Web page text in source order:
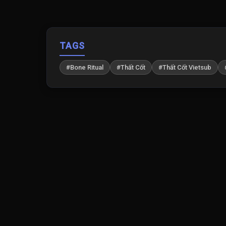
TAGS
#Bone Ritual #Thất Cốt #Thất Cốt Vietsub